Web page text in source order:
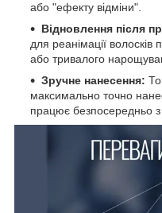
або "ефекту відміни".
Відновлення після
для реанімації волосків
або тривалого
Зручне нанесення:
максимально точно
працює безпосередньо з